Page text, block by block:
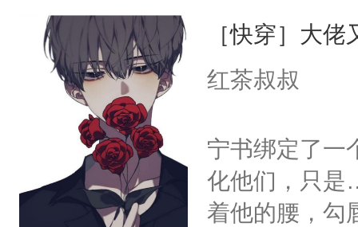
［快穿］大
红茶叔叔
宁书绑定了一
化他们，只是
着他的腰，勾